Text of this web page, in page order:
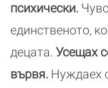
психически.
единственото,
децата. Усещах
вървя. Нуждаех